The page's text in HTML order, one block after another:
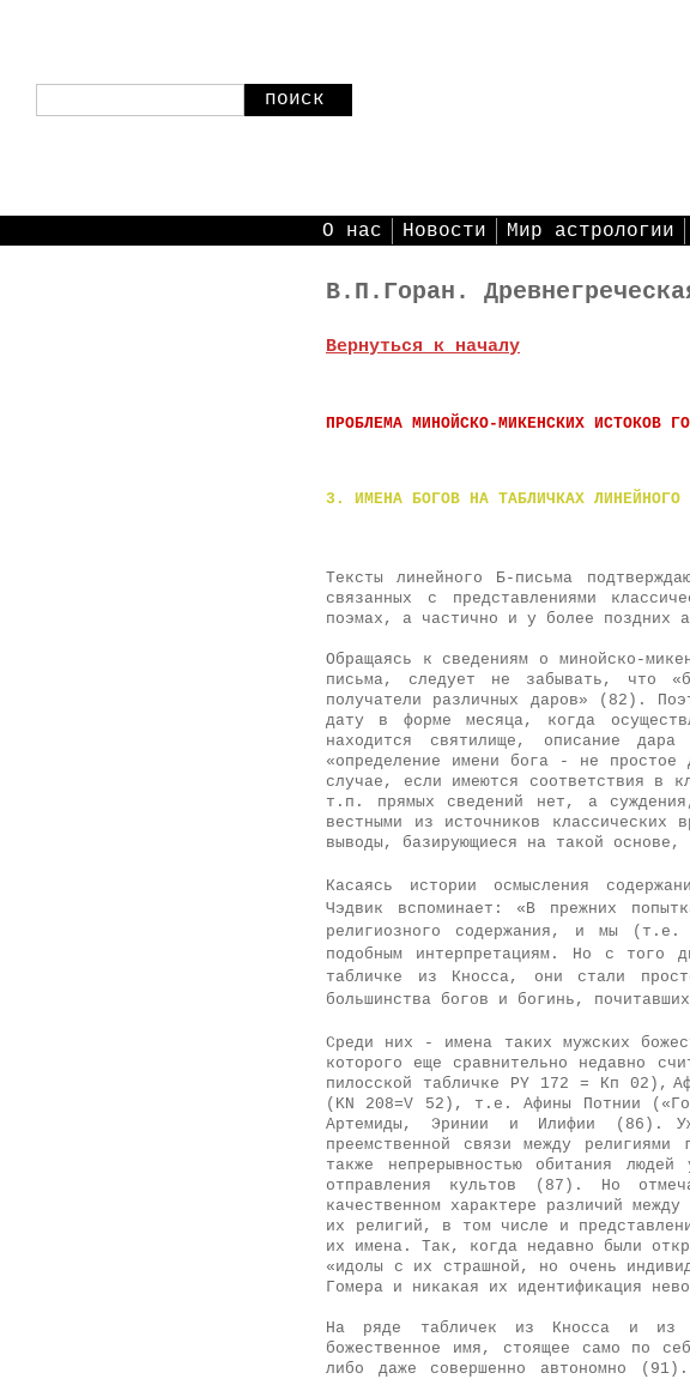
поиск
О нас Новости Мир астрологии
В.П.Горан.
Вернуться к началу
ПРОБЛЕМА МИНОЙСКО-МИКЕНСКИХ ИСТОКОВ
3. ИМЕНА БОГОВ НА ТАБЛИЧКАХ ЛИНЕЙНОГО
Тексты линейного Б-письма
связанных с пред­ставлениями
поэмах, а частично и у более поздних
Обращаясь к сведениям о минойско-
письма, сле­дует не забывать, что
получатели различных даров» (82).
дату в форме месяца, когда
находится святилище, описание
«определение имени бога - не
случае, если имеются соответствия в
т.п. прямых сведений нет, а
вестными из источников классических
выводы, базирующие­ся на такой
Касаясь истории осмысления
Чэдвик вспоминает: «В прежних
религиозного содержания, и мы
подоб­ным интерпретациям. Но с того
табличке из Кносса, они стали
большинства богов и богинь,
Среди них - имена таких мужских
которого еще сравнительно недавно
пилосской табличке PY 172 = Кп 02),
(KN 208=V 52) , т.е. Афины Потнии
Артемиды, Эринии и Илифии (86).
преемственной связи меж­ду религиями
также непрерывностью обитания людей
отправления культов (87). Но
качественном характере различий
их религий, в том числе и
их имена. Так, когда недавно были
«идолы с их страшной, но очень
Гомера и никакая их идентификация
На ряде табличек из Кносса и из
божественное имя, стоя­щее само по
либо даже совершенно автономно